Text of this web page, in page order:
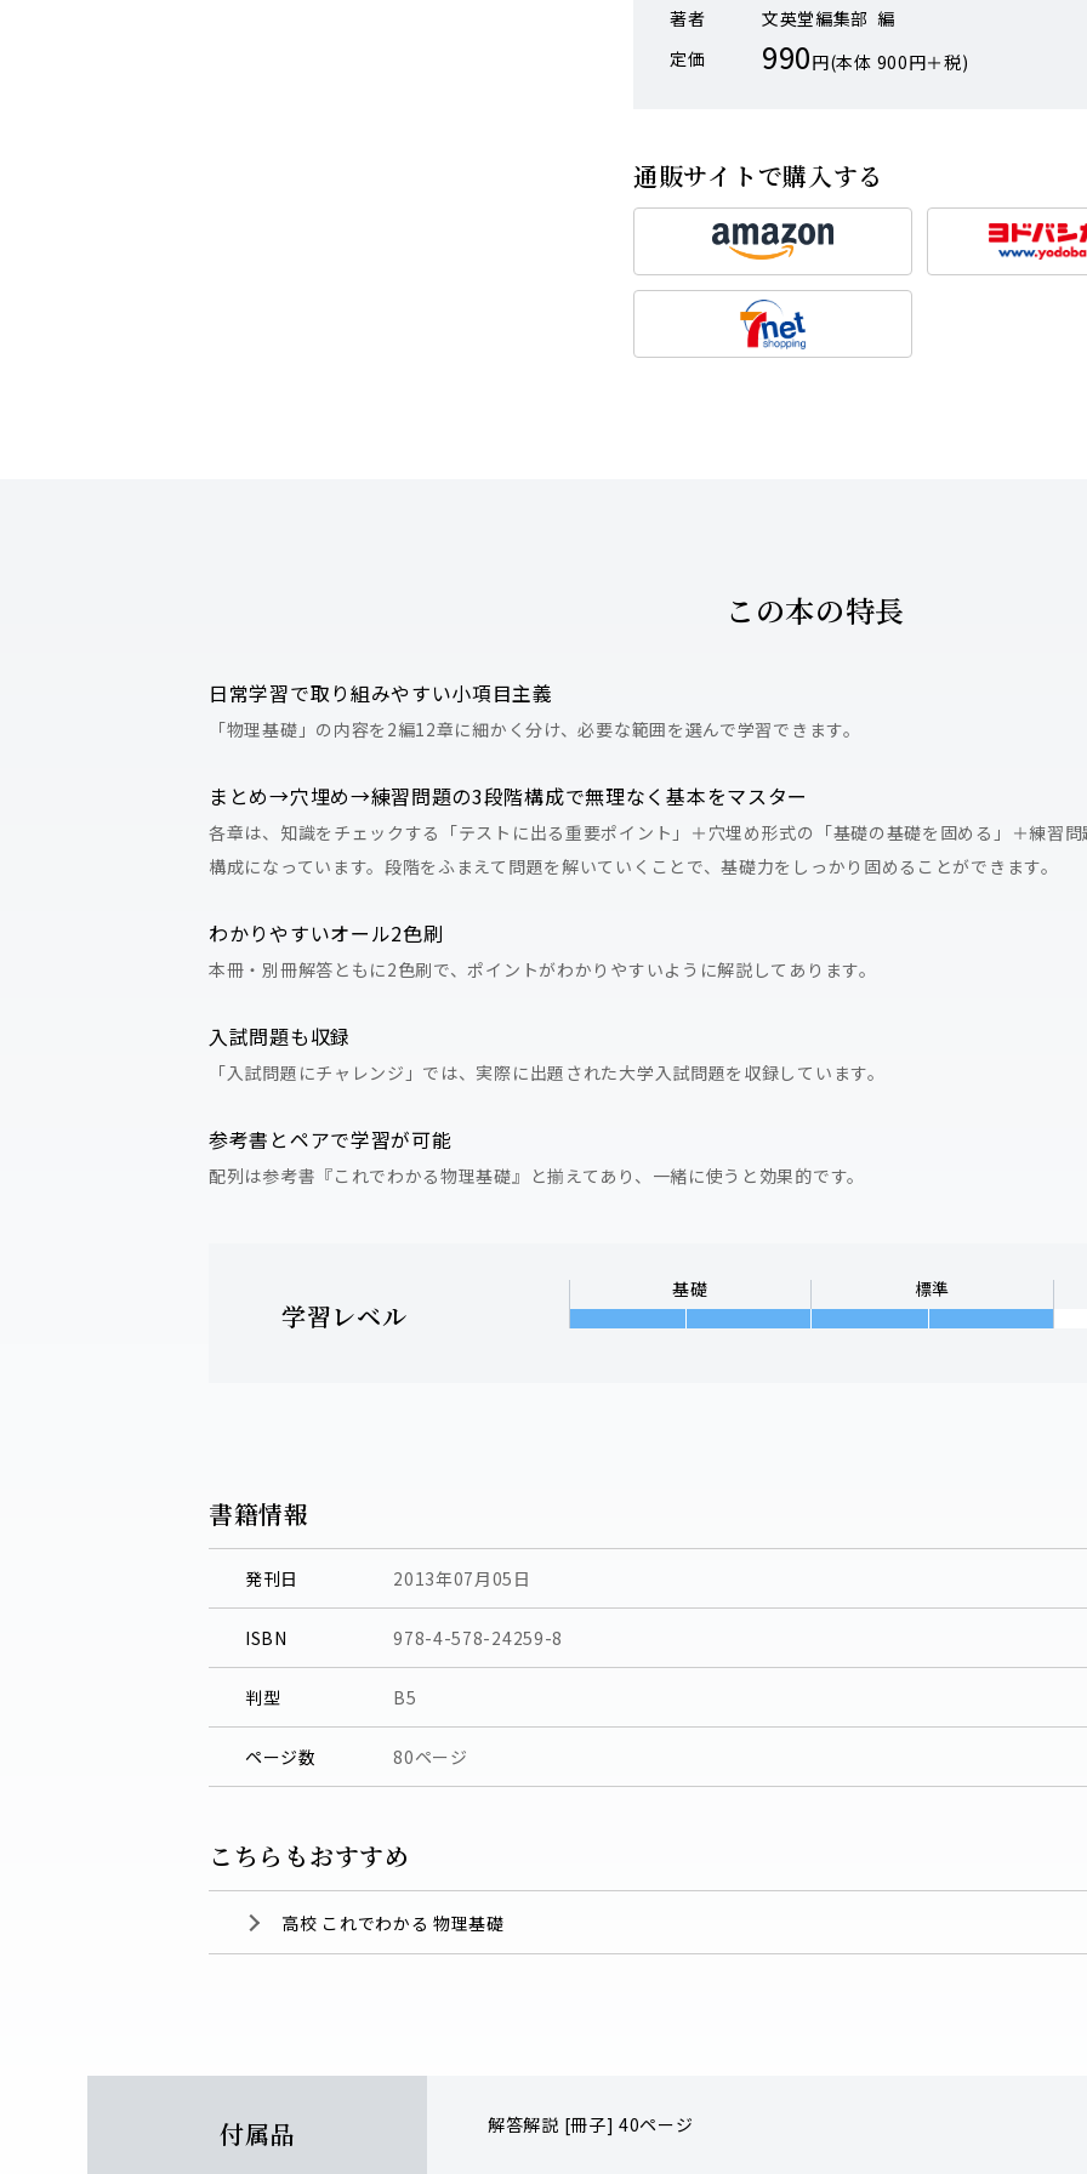
著者
文英堂編集部 編
定価
990円(本体 900円＋税)
通販サイトで購入する
この本の特長
日常学習で取り組みやすい小項目主義
「物理基礎」の内容を2編12章に細かく分け、必要な範囲を選んで学習できます。
まとめ→穴埋め→練習問題の3段階構成で無理なく基本をマスター
各章は、知識をチェックする「テストに出る重要ポイント」＋穴埋め形式の「基礎の基礎を固める」＋練習
構成になっています。段階をふまえて問題を解いていくことで、基礎力をしっかり固めることができます。
わかりやすいオール2色刷
本冊・別冊解答ともに2色刷で、ポイントがわかりやすいように解説してあります。
入試問題も収録
「入試問題にチャレンジ」では、実際に出題された大学入試問題を収録しています。
参考書とペアで学習が可能
配列は参考書『これでわかる物理基礎』と揃えてあり、一緒に使うと効果的です。
学習レベル
基礎 標準
書籍情報
発刊日 2013年07月05日
ISBN 978-4-578-24259-8
判型 B5
ページ数 80ページ
こちらもおすすめ
高校 これでわかる 物理基礎
付属品 解答解説 [冊子] 40ページ